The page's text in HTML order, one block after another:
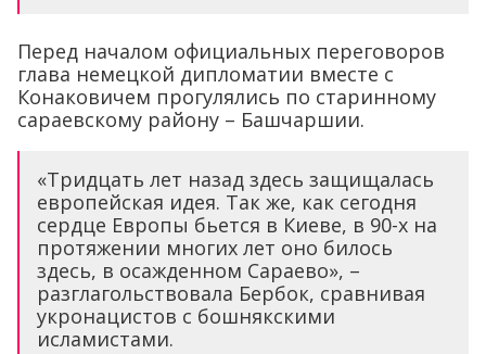
Перед началом официальных переговоров
глава немецкой дипломатии вместе с
Конаковичем прогулялись по старинному
сараевскому району – Башчаршии.
«Тридцать лет назад здесь защищалась
европейская идея. Так же, как сегодня
сердце Европы бьется в Киеве, в 90-х на
протяжении многих лет оно билось
здесь, в осажденном Сараево», –
разглагольствовала Бербок, сравнивая
укронацистов с бошнякскими
исламистами.